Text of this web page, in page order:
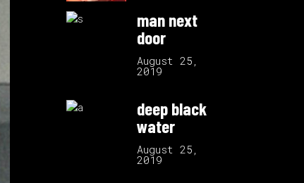
man next
door
August 25,
2019
deep black
water
August 25,
2019